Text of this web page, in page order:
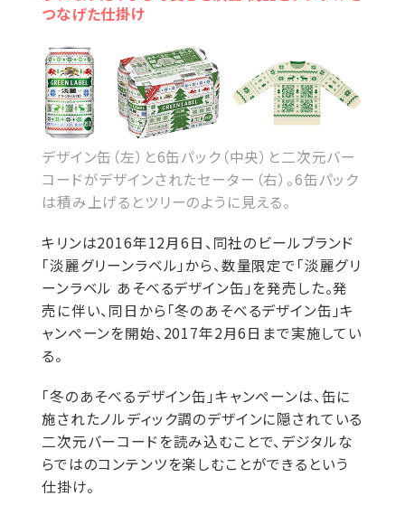
つなげた仕掛け
デザイン缶（左）と6缶パック（中央）と二次元バー
コードがデザインされたセーター（右）。6缶パック
は積み上げるとツリーのように見える。
キリンは2016年12月6日、同社のビールブランド
「淡麗グリーンラベル」から、数量限定で「淡麗グリ
ーンラベル あそべるデザイン缶」を発売した。発
売に伴い、同日から「冬のあそべるデザイン缶」キ
ャンペーンを開始、2017年2月6日まで実施してい
る。
「冬のあそべるデザイン缶」キャンペーンは、缶に
施されたノルディック調のデザインに隠されている
二次元バーコードを読み込むことで、デジタルな
らではのコンテンツを楽しむことができるという
仕掛け。